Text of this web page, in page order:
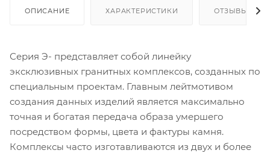
ОПИСАНИЕ ХАРАКТЕРИСТИКИ ОТЗЫВЫ
Серия Э- представляет собой линейку
эксклюзивных гранитных комплексов, созданных по
специальным проектам. Главным лейтмотивом
создания данных изделий является максимально
точная и богатая передача образа умершего
посредством формы, цвета и фактуры камня.
Комплексы часто изготавливаются из двух и более